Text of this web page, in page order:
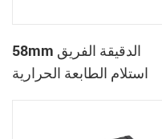
58mm الدقيقة الفريق
استلام الطابعة الحرارية